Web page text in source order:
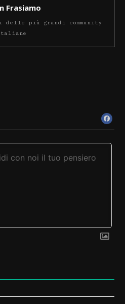
Frasiamo
delle più grandi community